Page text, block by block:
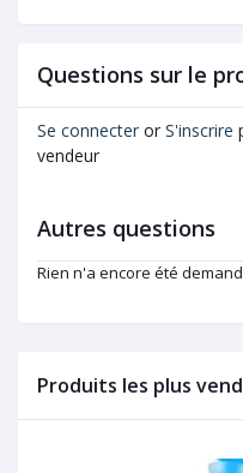
Produits les plus
Questions sur le
Se connecter or S'inscrire
vendeur
Autres questions
Rien n'a encore été